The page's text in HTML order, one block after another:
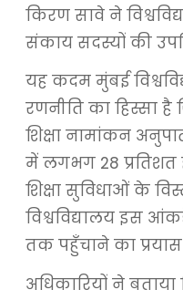
किरण सावे ने
संकाय सदस्यों की
यह कदम मुंबई
रणनीति का हिस्सा है
शिक्षा नामांकन
में लगभग 28
शिक्षा सुविधाओं के
विश्वविद्यालय इस
तक पहुँचाने का प्रयास
अधिकारियों ने